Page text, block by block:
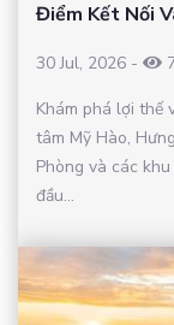
Điểm Kết Nối
30 Jul, 2026 -
Khám phá lợi thế
tâm Mỹ Hào,
Phòng và các
đầu...